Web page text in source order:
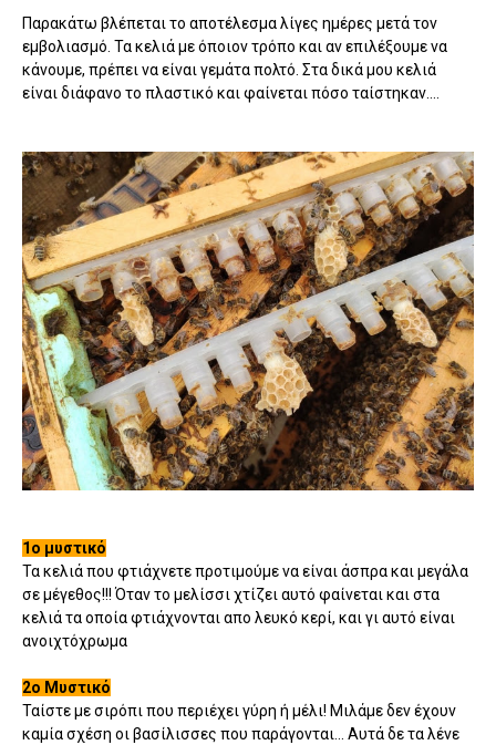
Παρακάτω βλέπεται το αποτέλεσμα λίγες ημέρες μετά τον
εμβολιασμό. Τα κελιά με όποιον τρόπο και αν επιλέξουμε να
κάνουμε, πρέπει να είναι γεμάτα πολτό. Στα δικά μου κελιά
είναι διάφανο το πλαστικό και φαίνεται πόσο ταίστηκαν....
1ο μυστικό
Τα κελιά που φτιάχνετε προτιμούμε να είναι άσπρα και μεγάλα
σε μέγεθος!!! Όταν το μελίσσι χτίζει αυτό φαίνεται και στα
κελιά τα οποία φτιάχνονται απο λευκό κερί, και γι αυτό είναι
ανοιχτόχρωμα
2ο Μυστικό
Ταίστε με σιρόπι που περιέχει γύρη ή μέλι! Μιλάμε δεν έχουν
καμία σχέση οι βασίλισσες που παράγονται... Αυτά δε τα λένε